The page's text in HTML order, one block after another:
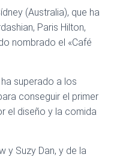
I
(Australia), que ha
Paris Hilton,
nombrado el «Café
superado a los
conseguir el primer
el diseño y la comida
y Suzy Dan, y de la